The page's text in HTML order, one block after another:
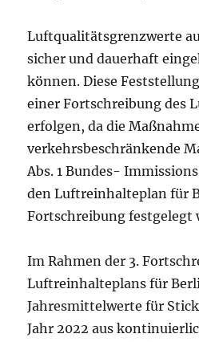
Luftqualitätsgrenzwerte
sicher und dauerhaft
können. Diese
einer Fortschreibung des
erfolgen, da die
verkehrsbeschränkende
Abs. 1 Bundes-
den Luftreinhalteplan für
Fortschreibung festgelegt
Im Rahmen der 3.
Luftreinhalteplans für
Jahresmittelwerte für
Jahr 2022 aus